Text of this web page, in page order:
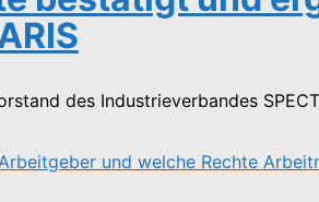
des Industrieverbandes